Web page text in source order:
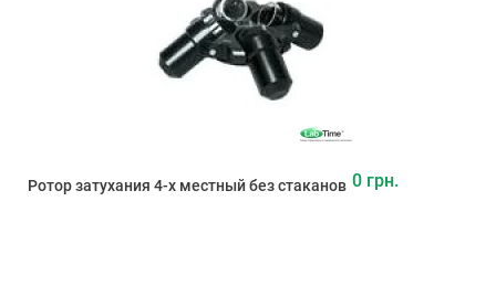
Ротор затухания 4-х местный без стаканов 0 грн.